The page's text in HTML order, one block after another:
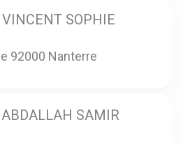
SOPHIE
92000 Nanterre
SAMIR